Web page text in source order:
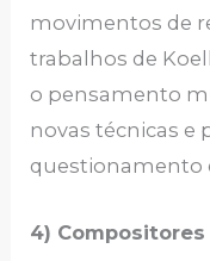
movimentos de
trabalhos de
o pensamento
novas técnicas
questionamento
4) Compositores